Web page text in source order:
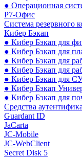
● Операционная
Р7-Офис
Система резервного
Кибер Бэкап
● Кибер Бэкап для
● Кибер Бэкап для
● Кибер Бэкап для
● Кибер Бэкап для
● Кибер Бэкап для
● Кибер Бэкап
● Кибер Бэкап для
Средства
Guardant ID
JaCarta
JC-Mobile
JC-WebClient
Secret Disk 5